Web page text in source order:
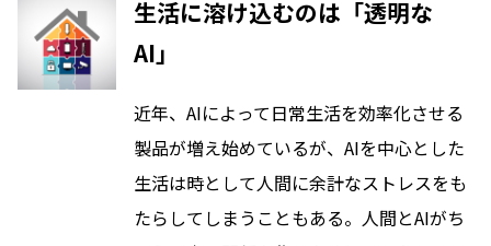
生活に溶け込むのは「透明な
AI」
近年、AIによって日常生活を効率化させる
製品が増え始めているが、AIを中心とした
生活は時として人間に余計なストレスをも
たらしてしまうこともある。人間とAIがち